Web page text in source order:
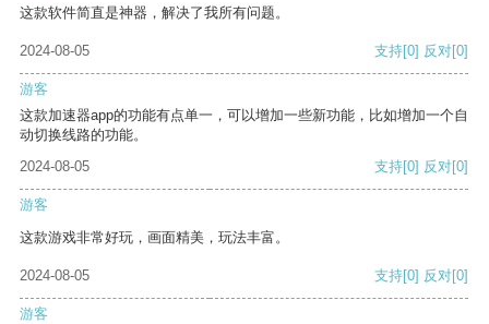
这款软件简直是神器，解决了我所有问题。
2024-08-05 支持[0] 反对[0]
游客
这款加速器app的功能有点单一，可以增加一些新功能，比如增加一个自
动切换线路的功能。
2024-08-05
支持[0] 反对[0]
游客
这款游戏非常好玩，画面精美，玩法丰富。
2024-08-05 支持[0] 反对[0]
游客